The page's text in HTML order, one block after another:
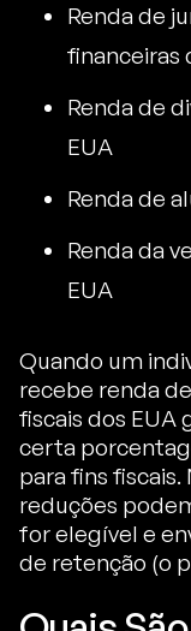
Renda de
financeiras
Renda de
EUA
Renda de
Renda da
EUA
Quando um
recebe renda
fiscais dos
certa
para fins
reduções
for elegível e
de retenção (o